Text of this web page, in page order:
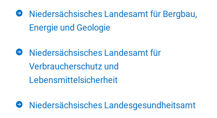
Niedersächsisches Landesamt für Bergbau,
Energie und Geologie
Niedersächsisches Landesamt für
Verbraucherschutz und
Lebensmittelsicherheit
Niedersächsisches Landesgesundheitsamt